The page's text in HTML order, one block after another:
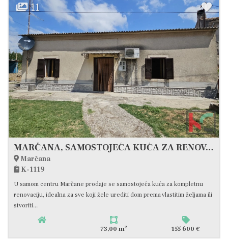
11
MARČANA, SAMOSTOJEĆA KUĆA ZA RENOVACIJU SA OKUĆNICOM #PRODAJA
Marčana
K-1119
U samom centru Marčane prodaje se samostojeća kuća za kompletnu
renovaciju, idealna za sve koji žele urediti dom prema vlastitim željama ili
stvoriti...
73,00 m2 155 600 €